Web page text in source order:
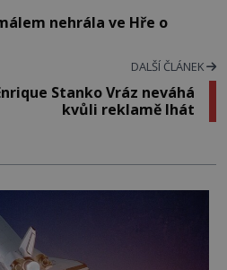
nehrála ve Hře o
DALŠÍ ČLÁNEK
Stanko Vráz neváhá
kvůli reklamě lhát